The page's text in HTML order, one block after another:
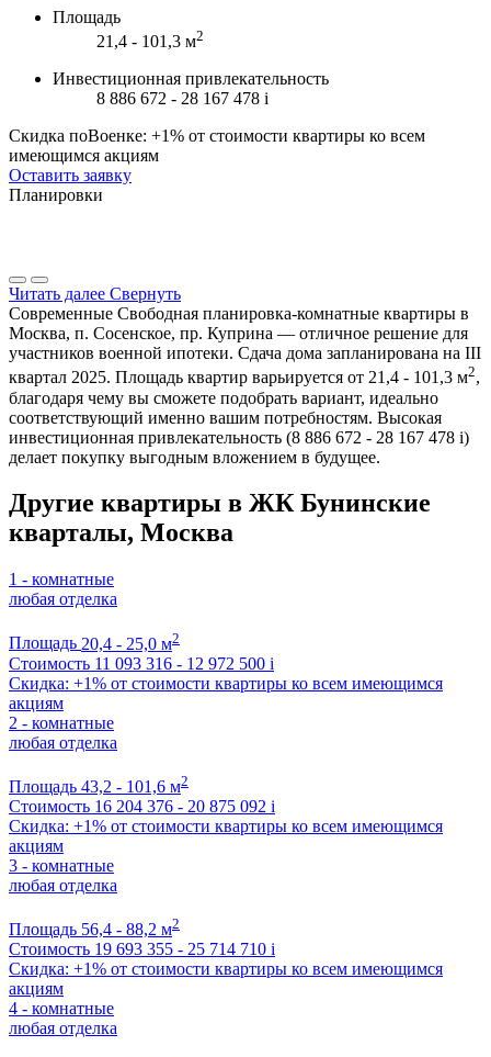
Площадь
21,4 - 101,3 м2
Инвестиционная привлекательность
8 886 672 - 28 167 478 i
Скидка поВоенке: +1% от стоимости квартиры ко всем
имеющимся акциям
Оставить заявку
Планировки
Читать далее Свернуть
Современные Свободная планировка-комнатные квартиры в
Москва, п. Сосенское, пр. Куприна — отличное решение для
участников военной ипотеки. Сдача дома запланирована на III
квартал 2025. Площадь квартир варьируется от 21,4 - 101,3 м2,
благодаря чему вы сможете подобрать вариант, идеально
соответствующий именно вашим потребностям. Высокая
инвестиционная привлекательность (8 886 672 - 28 167 478 i)
делает покупку выгодным вложением в будущее.
Другие квартиры в ЖК Бунинские
кварталы, Москва
1 - комнатные
любая отделка
Площадь 20,4 - 25,0 м2
Стоимость 11 093 316 - 12 972 500 i
Скидка: +1% от стоимости квартиры ко всем имеющимся
акциям
2 - комнатные
любая отделка
Площадь 43,2 - 101,6 м2
Стоимость 16 204 376 - 20 875 092 i
Скидка: +1% от стоимости квартиры ко всем имеющимся
акциям
3 - комнатные
любая отделка
Площадь 56,4 - 88,2 м2
Стоимость 19 693 355 - 25 714 710 i
Скидка: +1% от стоимости квартиры ко всем имеющимся
акциям
4 - комнатные
любая отделка